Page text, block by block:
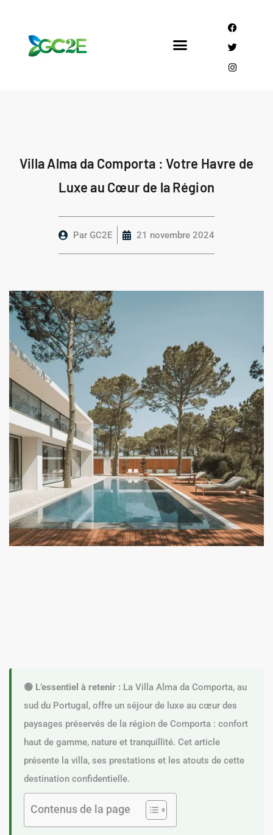
Villa Alma da Comporta : Votre Havre de
Luxe au Cœur de la Région
Par GC2E 21 novembre 2024
🟢 L’essentiel à retenir : La Villa Alma da Comporta, au
sud du Portugal, offre un séjour de luxe au cœur des
paysages préservés de la région de Comporta : confort
haut de gamme, nature et tranquillité. Cet article
présente la villa, ses prestations et les atouts de cette
destination confidentielle.
Contenus de la page